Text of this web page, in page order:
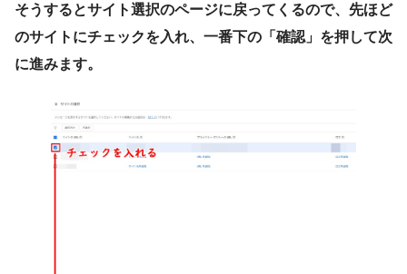
そうするとサイト選択のページに戻ってくるので、先ほど
のサイトにチェックを入れ、一番下の「確認」を押して次
に進みます。